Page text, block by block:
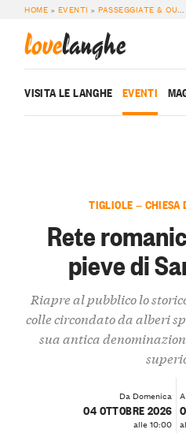
HOME » EVENTI »PASSEGGIATE & OUTDOOR
lovelanghe
VISITA LE LANGHE EVENTI
TIGLIOLE — CHIESA
Rete
pieve di
Riapre al pubblico lo
colle circondato da alberi
sua antica
Da Domenica
04 OTTOBRE 2026
alle 10:00